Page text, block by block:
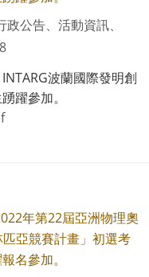
公告、活動資訊、
波蘭國際發明創
躍參加。
年第22屆亞洲物理奧
亞競賽計畫」初選考
名參加。